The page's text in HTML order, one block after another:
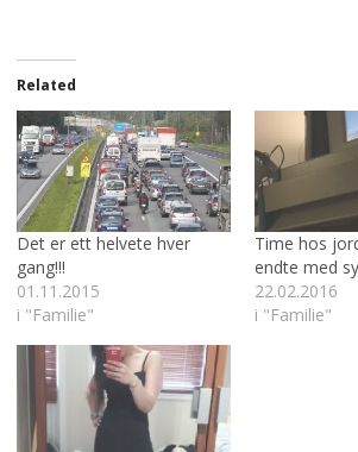
Related
Det er ett helvete hver
gang!!!
01.11.2015
i "Familie"
Time hos
endte med
22.02.2016
i "Familie"